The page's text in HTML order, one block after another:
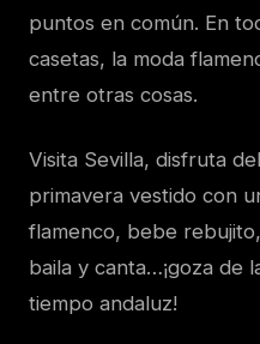
puntos en común. En
casetas, la moda
entre otras cosas.
Visita Sevilla, disfruta
primavera vestido con
flamenco, bebe
baila y canta…¡goza de
tiempo andaluz!